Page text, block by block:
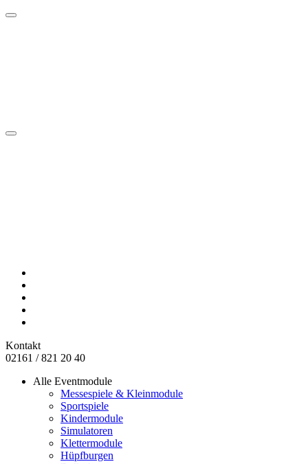
Kontakt
02161 / 821 20 40
Alle Eventmodule
Messespiele & Kleinmodule
Sportspiele
Kindermodule
Simulatoren
Klettermodule
Hüpfburgen